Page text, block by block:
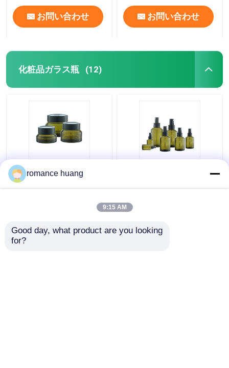
お問い合わせ お問い合わせ
化粧品ガラス瓶 (12)
クリーム色の化粧品の
ガラス ビン15ml 30ml
のためのクリーム色の
ンプびん
romance huang
9:15 AM
Good day, what product are you looking
for?